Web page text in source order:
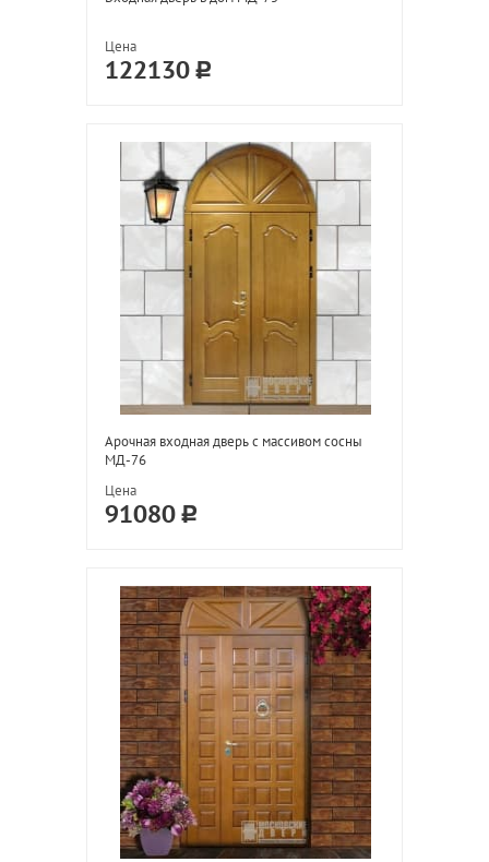
Цена
122130
Арочная входная дверь с массивом сосны
МД-76
Цена
91080